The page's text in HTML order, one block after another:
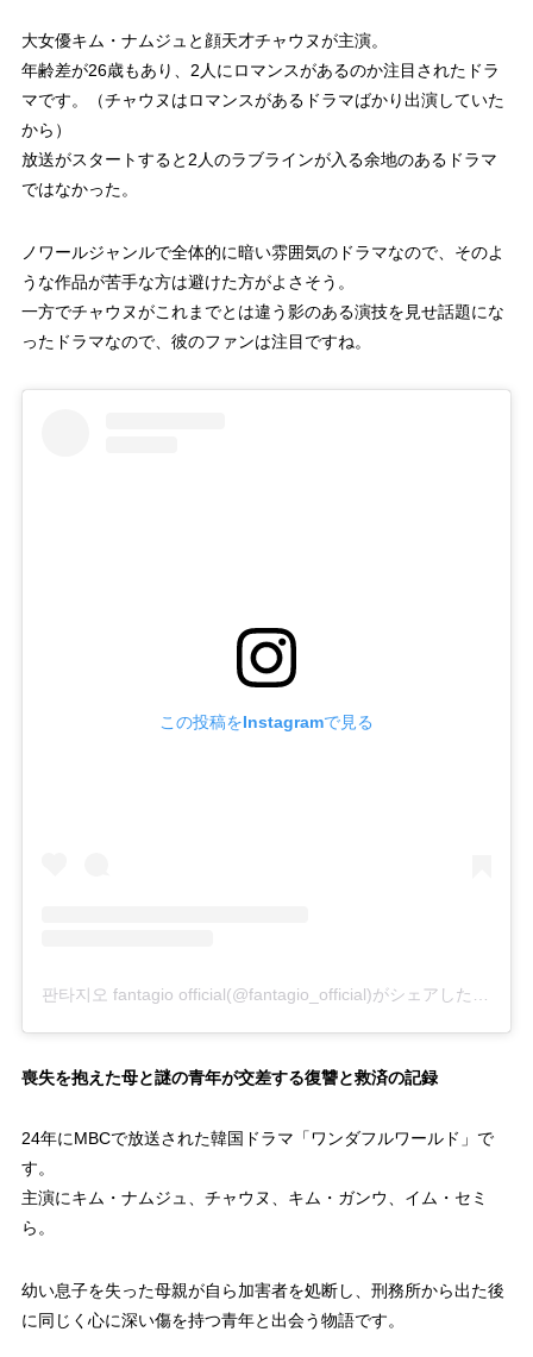
大女優キム・ナムジュと顔天才チャウヌが主演。
年齢差が26歳もあり、2人にロマンスがあるのか注目されたドラ
マです。（チャウヌはロマンスがあるドラマばかり出演していた
から）
放送がスタートすると2人のラブラインが入る余地のあるドラマ
ではなかった。
ノワールジャンルで全体的に暗い雰囲気のドラマなので、そのよ
うな作品が苦手な方は避けた方がよさそう。
一方でチャウヌがこれまでとは違う影のある演技を見せ話題にな
ったドラマなので、彼のファンは注目ですね。
この投稿をInstagramで見る
喪失を抱えた母と謎の青年が交差する復讐と救済の記録
24年にMBCで放送された韓国ドラマ「ワンダフルワールド」で
す。
主演にキム・ナムジュ、チャウヌ、キム・ガンウ、イム・セミ
ら。
幼い息子を失った母親が自ら加害者を処断し、刑務所から出た後
に同じく心に深い傷を持つ青年と出会う物語です。